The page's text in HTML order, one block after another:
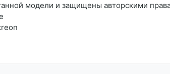
модели и защищены авторскими